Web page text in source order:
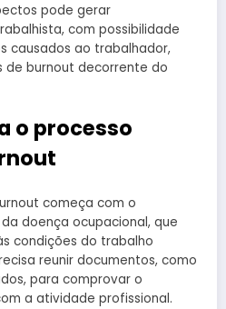
pode gerar
com possibilidade
causados ao trabalhador,
de burnout decorrente do
o processo
começa com o
doença ocupacional, que
condições do trabalho
reunir documentos, como
para comprovar o
a atividade profissional.